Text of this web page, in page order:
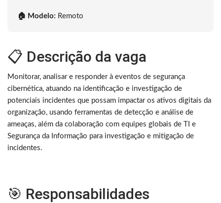
🏠 Modelo: Remoto
📋 Descrição da vaga
Monitorar, analisar e responder à eventos de segurança
cibernética, atuando na identificação e investigação de
potenciais incidentes que possam impactar os ativos digitais da
organização, usando ferramentas de detecção e análise de
ameaças, além da colaboração com equipes globais de TI e
Segurança da Informação para investigação e mitigação de
incidentes.
🎯 Responsabilidades